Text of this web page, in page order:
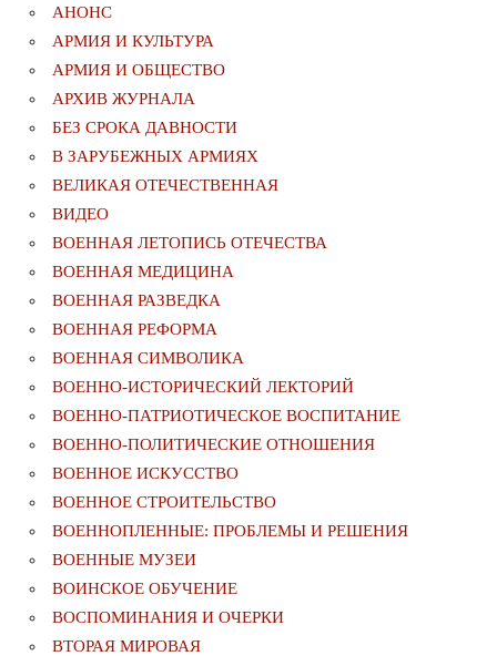
АНОНС
АРМИЯ И КУЛЬТУРА
АРМИЯ И ОБЩЕСТВО
АРХИВ ЖУРНАЛА
БЕЗ СРОКА ДАВНОСТИ
В ЗАРУБЕЖНЫХ АРМИЯХ
ВЕЛИКАЯ ОТЕЧЕСТВЕННАЯ
ВИДЕО
ВОЕННАЯ ЛЕТОПИСЬ ОТЕЧЕСТВА
ВОЕННАЯ МЕДИЦИНА
ВОЕННАЯ РАЗВЕДКА
ВОЕННАЯ РЕФОРМА
ВОЕННАЯ СИМВОЛИКА
ВОЕННО-ИСТОРИЧЕСКИЙ ЛЕКТОРИЙ
ВОЕННО-ПАТРИОТИЧЕСКОЕ ВОСПИТАНИЕ
ВОЕННО-ПОЛИТИЧЕСКИE ОТНОШЕНИЯ
ВОЕННОЕ ИСКУССТВО
ВОЕННОЕ СТРОИТЕЛЬСТВО
ВОЕННОПЛЕННЫЕ: ПРОБЛЕМЫ И РЕШЕНИЯ
ВОЕННЫЕ МУЗЕИ
ВОИНСКОЕ ОБУЧЕНИЕ
ВОСПОМИНАНИЯ И ОЧЕРКИ
ВТОРАЯ МИРОВАЯ